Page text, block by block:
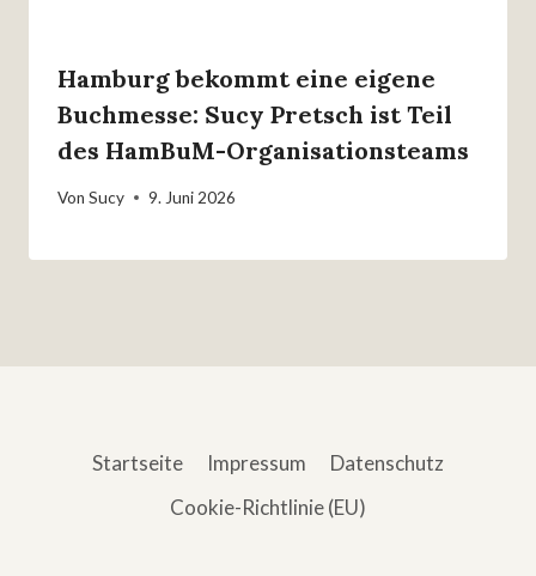
Hamburg bekommt eine eigene
Buchmesse: Sucy Pretsch ist Teil
des HamBuM-Organisationsteams
Von Sucy 9. Juni 2026
Startseite Impressum
Datenschutz
Cookie-Richtlinie (EU)